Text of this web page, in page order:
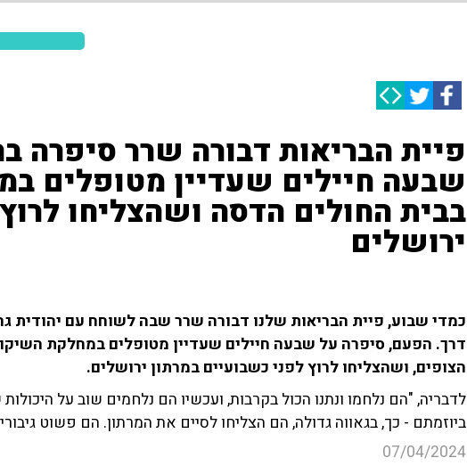
פיית הבריאות דבורה שרר סיפרה
שבעה חיילים שעדיין מטופלים
בבית החולים הדסה ושהצליחו
ירושלים
כמדי שבוע, פיית הבריאות שלנו דבורה שרר שבה לשוחח עם יהודית
דרך. הפעם, סיפרה על שבעה חיילים שעדיין מטופלים במחלקת
הצופים, ושהצליחו לרוץ לפני כשבועיים במרתון ירושלים.
לדבריה, "הם נלחמו ונתנו הכול בקרבות, ועכשיו הם נלחמים שוב על
ביוזמתם - כך, בגאווה גדולה, הם הצליחו לסיים את המרתון. הם פשוט
07/04/2024